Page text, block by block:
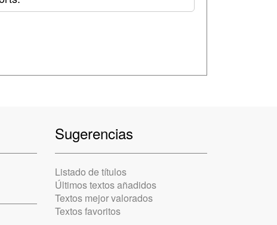
Sugerencias
Listado de títulos
Últimos textos añadidos
Textos mejor valorados
Textos favoritos